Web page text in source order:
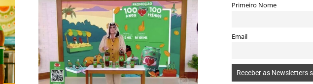
Primeiro Nome
Email